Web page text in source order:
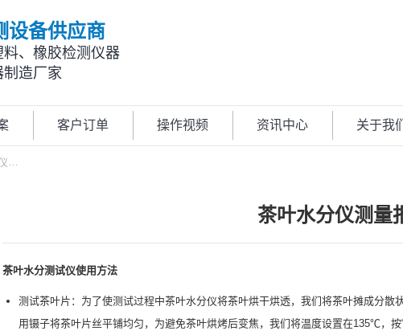
设备供应商
、橡胶检测仪器
制造厂家
客户订单 操作视频 资讯中心 关于我们
…
茶叶水分仪测量
茶叶水分测试仪使用方法
测试茶叶片：为了使测试过程中茶叶水分仪将茶叶烘干烘透，我们将茶叶摊成分散
用镊子将茶叶片丝平铺均匀，为避免茶叶烘烤后变焦，我们将温度设置在135℃，